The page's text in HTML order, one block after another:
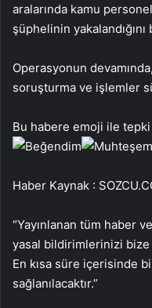
aralarında kamu
şüphelinin
Operasyonun
soruşturma ve işlemler
Bu habere emoji ile
Haber Kaynak :
“Yayınlanan tüm haber
yasal bildirimlerinizi
En kısa süre içerisinde
sağlanılacaktır.”